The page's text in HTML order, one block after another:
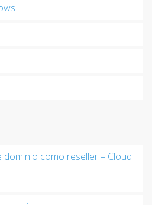
dominio como reseller – Cloud